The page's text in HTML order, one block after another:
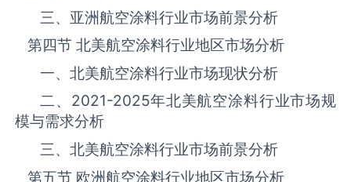
三、亚洲航空涂料‌‌‌行业市场前景分析
第四节 北美航空涂料‌‌‌行业地区市场分析
一、北美航空涂料‌‌‌行业市场现状分析
二、 2021-2025年北美航空涂料‌‌‌行业市场规
模与需求分析
三、北美航空涂料‌‌‌行业市场前景分析
第五节 欧洲航空涂料‌‌‌行业地区市场分析